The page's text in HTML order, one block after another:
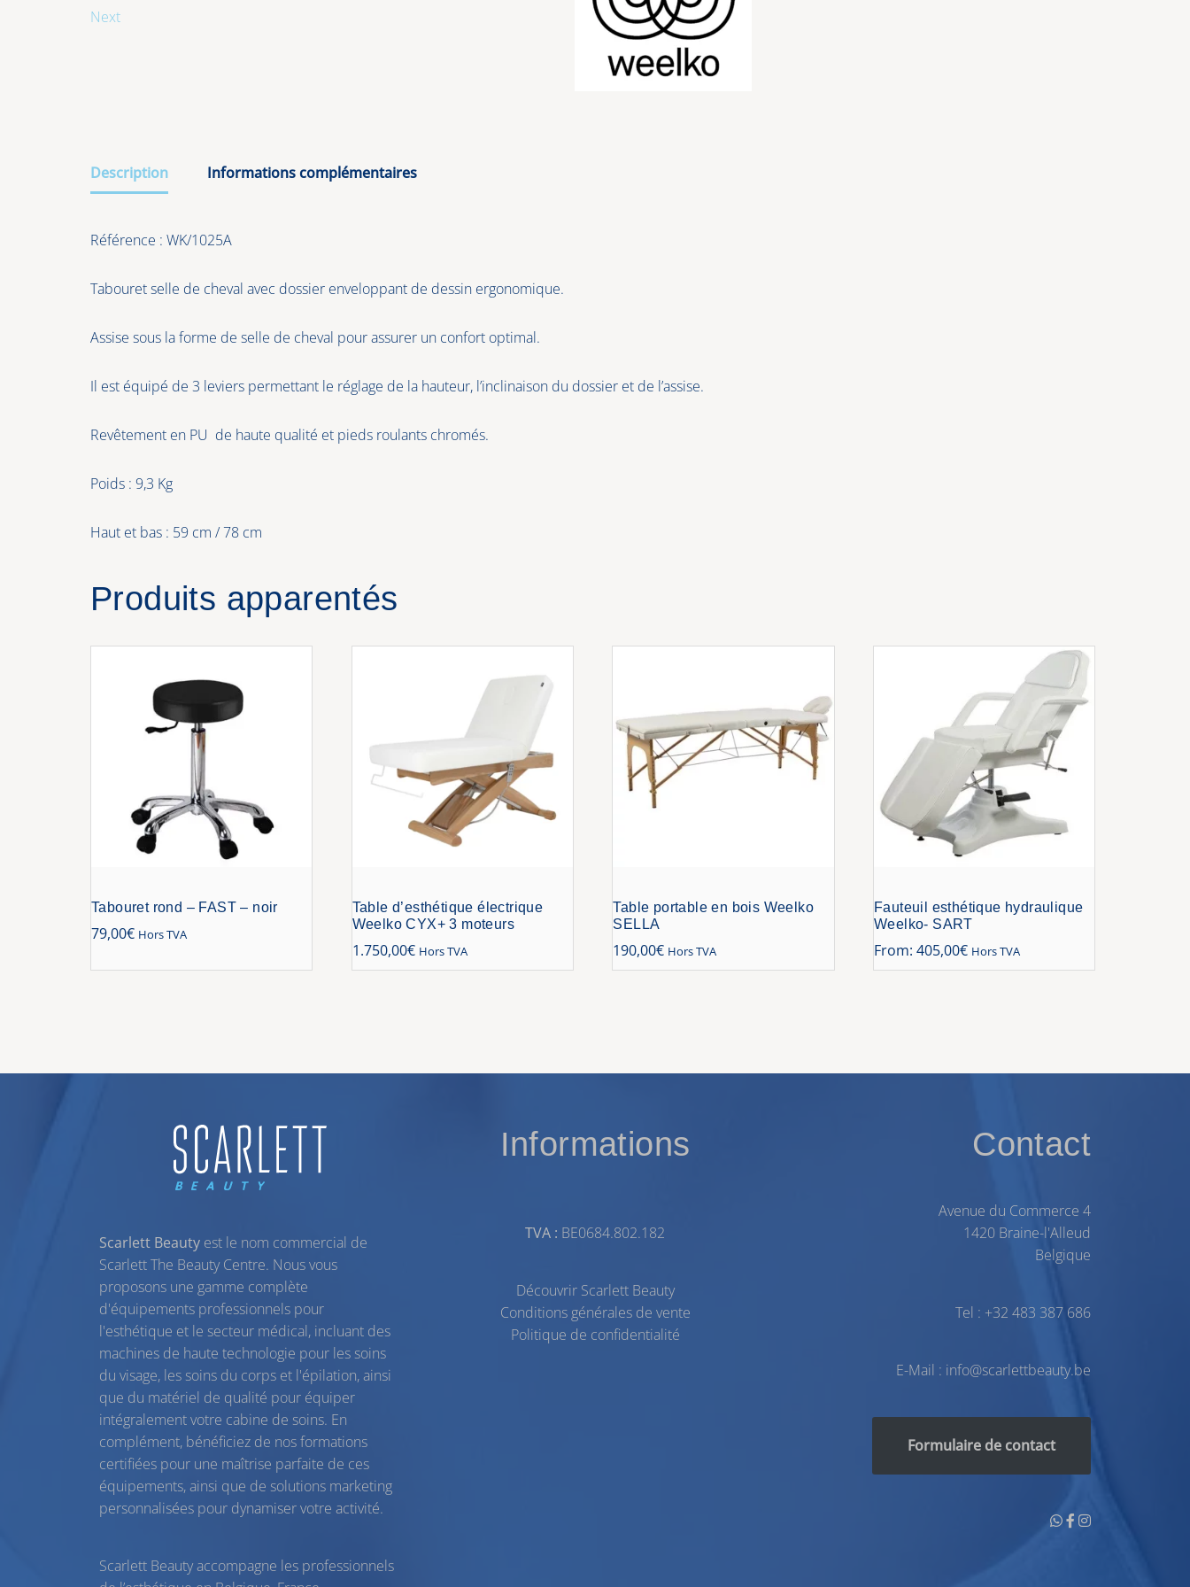
Next
Description Informations complémentaires
Référence : WK/1025A
Tabouret selle de cheval avec dossier enveloppant de dessin ergonomique.
Assise sous la forme de selle de cheval pour assurer un confort optimal.
Il est équipé de 3 leviers permettant le réglage de la hauteur, l’inclinaison du dossier et de l’assise.
Revêtement en PU de haute qualité et pieds roulants chromés.
Poids : 9,3 Kg
Haut et bas : 59 cm / 78 cm
Produits apparentés
Tabouret rond – FAST – noir
79,00€ Hors TVA
Table d’esthétique électrique
Weelko CYX+ 3 moteurs
1.750,00€ Hors TVA
Table portable en bois Weelko
SELLA
190,00€ Hors TVA
Fauteuil esthétique hydraulique
Weelko- SART
From:405,00€ Hors TVA
Scarlett Beauty est le nom commercial de
Scarlett The Beauty Centre. Nous vous
proposons une gamme complète
d'équipements professionnels pour
l'esthétique et le secteur médical, incluant des
machines de haute technologie pour les soins
du visage, les soins du corps et l'épilation, ainsi
que du matériel de qualité pour équiper
intégralement votre cabine de soins. En
complément, bénéficiez de nosformations
certifiées pour une maîtrise parfaite de ces
équipements, ainsi que de solutions marketing
personnalisées pour dynamiser votre activité.
Scarlett Beauty accompagne les professionnels
Informations
TVA : BE0684.802.182
Découvrir Scarlett Beauty
Conditions générales de vente
Politique de confidentialité
Contact
Avenue du Commerce 4
1420 Braine-l'Alleud
Belgique
Tel : +32 483 387 686
E-Mail : info@scarlettbeauty.be
Formulaire de contact